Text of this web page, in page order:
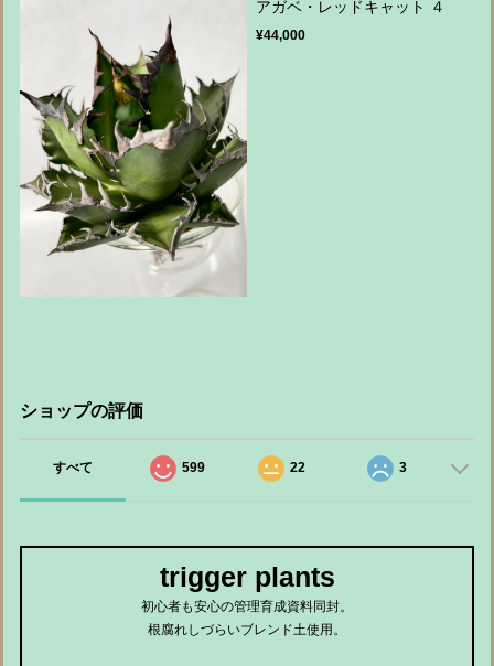
アガベ・レッドキャット ４
¥44,000
ショップの評価
すべて 599 22 3
trigger plants
初心者も安心の管理育成資料同封。
根腐れしづらいブレンド土使用。